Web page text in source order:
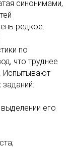
синонимами,
редкое.
по
что труднее
. Испытывают
его